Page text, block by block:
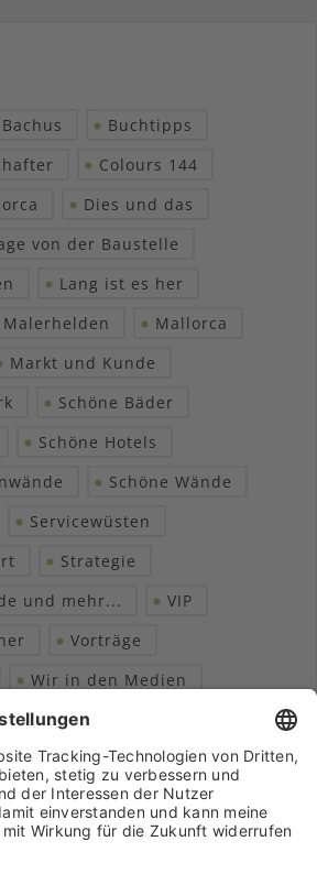
Buchtipps
Colours 144
Dies und das
von der Baustelle
Lang ist es her
Malerhelden
Mallorca
Markt und Kunde
Schöne Bäder
Schöne Hotels
Schöne Wände
Servicewüsten
Strategie
und mehr...
VIP
Vorträge
Wir in den Medien